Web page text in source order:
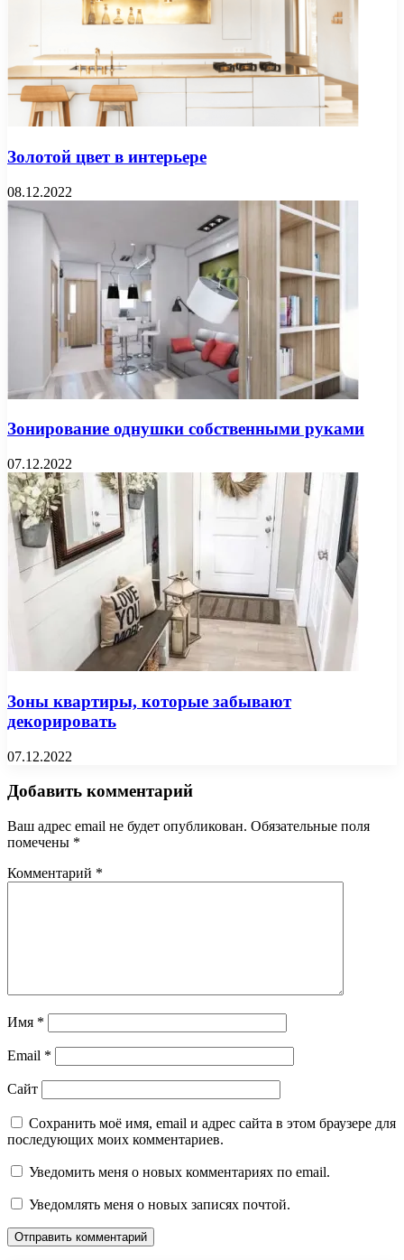
Золотой цвет в интерьере
08.12.2022
Зонирование однушки собственными руками
07.12.2022
Зоны квартиры, которые забывают
декорировать
07.12.2022
Добавить комментарий
Ваш адрес email не будет опубликован. Обязательные поля
помечены *
Комментарий *
Имя *
Email *
Сайт
Сохранить моё имя, email и адрес сайта в этом браузере для
последующих моих комментариев.
Уведомить меня о новых комментариях по email.
Уведомлять меня о новых записях почтой.